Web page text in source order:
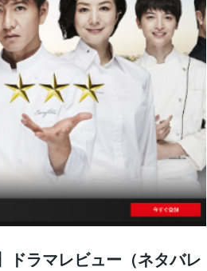
ドラマレビュー（ネタバレ